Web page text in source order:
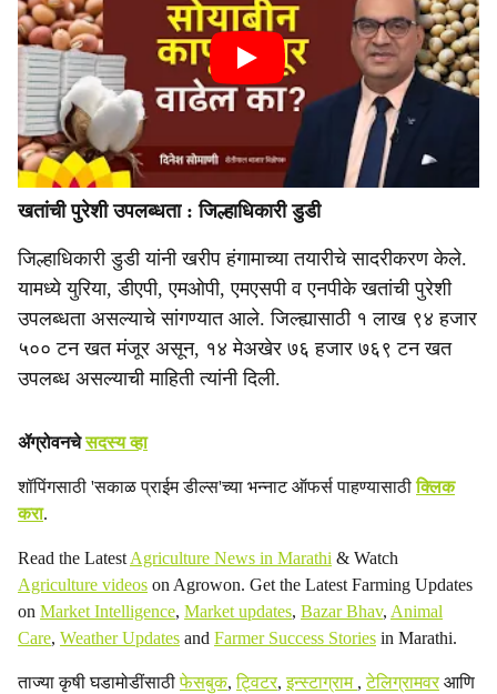
खतांची पुरेशी उपलब्धता : जिल्हाधिकारी डुडी
जिल्हाधिकारी डुडी यांनी खरीप हंगामाच्या तयारीचे सादरीकरण केले.
यामध्ये युरिया, डीएपी, एमओपी, एमएसपी व एनपीके खतांची पुरेशी
उपलब्धता असल्याचे सांगण्यात आले. जिल्ह्यासाठी १ लाख ९४ हजार
५०० टन खत मंजूर असून, १४ मेअखेर ७६ हजार ७६९ टन खत
उपलब्ध असल्याची माहिती त्यांनी दिली.
ॲग्रोवनचेसदस्य व्हा
शॉपिंगसाठी 'सकाळ प्राईम डील्स'च्या भन्नाट ऑफर्स पाहण्यासाठीक्लिक
करा.
Read the Latest Agriculture News in Marathi & Watch
Agriculture videos on Agrowon. Get the Latest Farming Updates
on Market Intelligence, Market updates, Bazar Bhav, Animal
Care, Weather Updates and Farmer Success Stories in Marathi.
ताज्या कृषी घडामोडींसाठीफेसबुक,ट्विटर,इन्स्टाग्राम ,टेलिग्रामवरआणि